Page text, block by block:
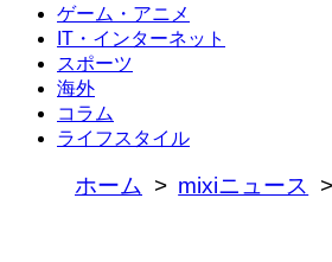
ゲーム・アニメ
IT・インターネット
スポーツ
海外
コラム
ライフスタイル
ホーム mixiニュース